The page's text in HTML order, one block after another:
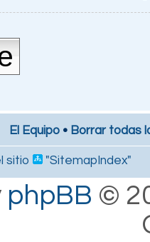
El Equipo • Borrar todas
sitio "SitemapIndex"
phpBB ©